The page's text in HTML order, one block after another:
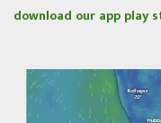
download our app